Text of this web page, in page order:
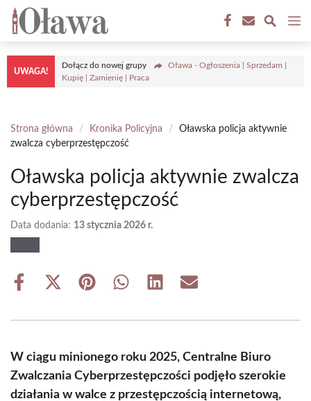
Przejdź
treści
UWAGA!
Dołącz do nowej grupy
Oława - Ogłoszenia | Sprzedam |
Kupię | Zamienię | Praca
Strona główna / Kronika Policyjna /
Oławska policja aktywnie
zwalcza cyberprzestępczość
Oławska policja aktywnie zwalcza
cyberprzestępczość
Data dodania: 13 stycznia 2026 r.
Share
Share
(Twitter)
Share Share Share Share
W ciągu minionego roku 2025, Centralne Biuro
Zwalczania Cyberprzestępczości podjęło szerokie
działania w walce z przestępczością internetową,